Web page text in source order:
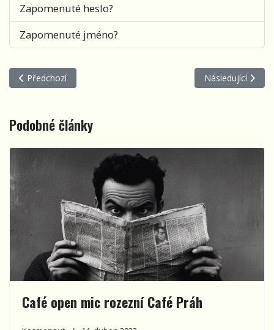
Zapomenuté heslo?
Zapomenuté jméno?
Předchozí článek: Country a šanson s humorem: Alfasrnec a
Předchozí Další článek:
Následující
Podobné články
Café open mic rozezní Café Práh